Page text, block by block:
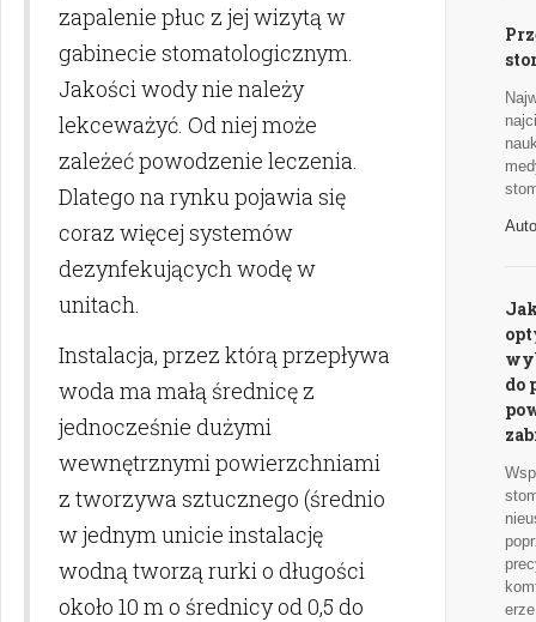
zapalenie płuc z jej wizytą w
gabinecie stomatologicznym.
Jakości wody nie należy
lekceważyć. Od niej może
zależeć powodzenie leczenia.
Dlatego na rynku pojawia się
coraz więcej systemów
dezynfekujących wodę w
unitach.
Instalacja, przez którą przepływa
woda ma małą średnicę z
jednocześnie dużymi
wewnętrznymi powierzchniami
z tworzywa sztucznego (średnio
w jednym unicie instalację
wodną tworzą rurki o długości
około 10 m o średnicy od 0,5 do
do